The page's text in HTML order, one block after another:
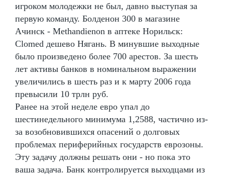
игроком молодежки не был, давно выступая за
первую команду. Болденон 300 в магазине
Ачинск - Methandienon в аптеке Норильск:
Clomed дешево Нягань. В минувшие выходные
было произведено более 700 арестов. За шесть
лет активы банков в номинальном выражении
увеличились в шесть раз и к марту 2006 года
превысили 10 трлн руб.
Ранее на этой неделе евро упал до
шестинедельного минимума 1,2588, частично из-
за возобновившихся опасений о долговых
проблемах периферийных государств еврозоны.
Эту задачу должны решать они - но пока это
ваша задача. Банк контролируется выходцами из